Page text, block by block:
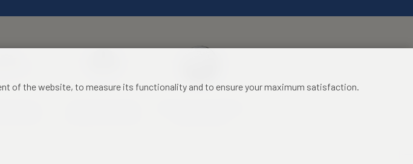
of the website, to measure its functionality and to ensure your maximum satisfaction.